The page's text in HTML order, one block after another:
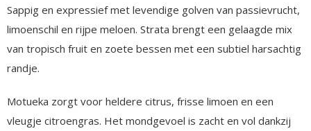
Sappig en expressief met levendige golven van passievrucht,
limoenschil en rijpe meloen. Strata brengt een gelaagde mix
van tropisch fruit en zoete bessen met een subtiel harsachtig
randje.
Motueka zorgt voor heldere citrus, frisse limoen en een
vleugje citroengras. Het mondgevoel is zacht en vol dankzij